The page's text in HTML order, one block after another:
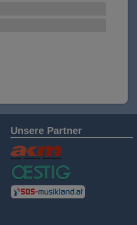
Unsere Partner